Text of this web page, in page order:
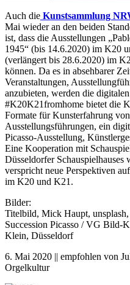
Auch die Kunstsammlung
Mai wieder an den beiden
ist, dass die Ausstellungen
1945“ (bis 14.6.2020) im K20
(verlängert bis 28.6.2020) im
können. Da es in absehbarer
Veranstaltungen,
anzubieten, werden die
#K20K21fromhome bietet die
Formate für Kunsterfahrung
Ausstellungsführungen, ein
Picasso-Ausstellung,
Eine Kooperation mit
Düsseldorfer Schauspielhauses
verspricht neue Perspektiven
im K20 und K21.
Bilder:
Titelbild, Mick Haupt,
Succession Picasso / VG Bild-
Klein, Düsseldorf
6. Mai 2020 || empfohlen von
Orgelkultur